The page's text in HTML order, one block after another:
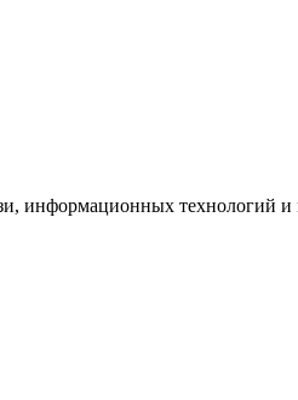
информационных технологий